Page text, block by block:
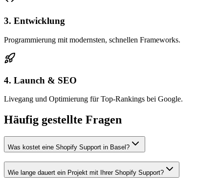
3. Entwicklung
Programmierung mit modernsten, schnellen Frameworks.
4. Launch & SEO
Livegang und Optimierung für Top-Rankings bei Google.
Häufig gestellte Fragen
Was kostet eine Shopify Support in Basel?
Wie lange dauert ein Projekt mit Ihrer Shopify Support?